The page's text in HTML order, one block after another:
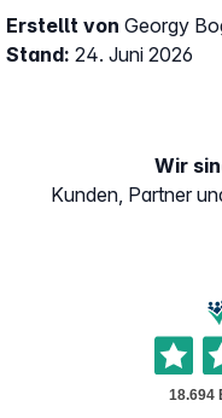
Erstellt von Georgy
Stand: 24. Juni 2026
Wir
Kunden, Partner